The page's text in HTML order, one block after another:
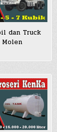
dan Truck